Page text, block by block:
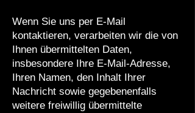
Wenn Sie uns per E-Mail
kontaktieren, verarbeiten wir die von
Ihnen übermittelten Daten,
insbesondere Ihre E-Mail-Adresse,
Ihren Namen, den Inhalt Ihrer
Nachricht sowie gegebenenfalls
weitere freiwillig übermittelte